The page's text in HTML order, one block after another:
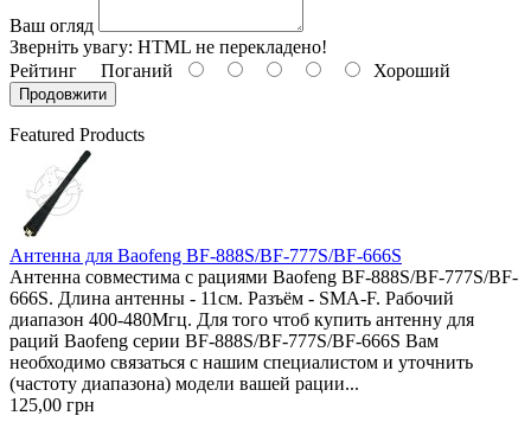
Ваш огляд
Зверніть увагу: HTML не перекладено!
Рейтинг Поганий Хороший
Продовжити
Featured Products
Антенна для Baofeng BF-888S/BF-777S/BF-666S
Антенна совместима с рациями Baofeng BF-888S/BF-777S/BF-
666S. Длина антенны - 11см. Разъём - SMA-F. Рабочий
диапазон 400-480Мгц. Для того чтоб купить антенну для
раций Baofeng серии BF-888S/BF-777S/BF-666S Вам
необходимо связаться с нашим специалистом и уточнить
(частоту диапазона) модели вашей рации...
125,00 грн